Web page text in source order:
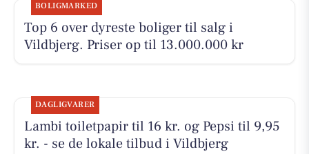
BOLIGMARKED
Top 6 over dyreste boliger til salg i
Vildbjerg. Priser op til 13.000.000 kr
DAGLIGVARER
Lambi toiletpapir til 16 kr. og Pepsi til 9,95
kr. - se de lokale tilbud i Vildbjerg